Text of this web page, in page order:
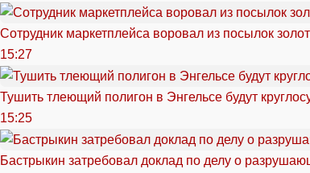
Сотрудник маркетплейса воровал из посылок
15:27
Тушить тлеющий полигон в Энгельсе будут
15:25
Бастрыкин затребовал доклад по делу о